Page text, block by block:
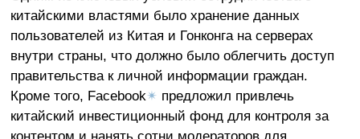
китайскими властями было хранение данных
пользователей из Китая и Гонконга на серверах
внутри страны, что должно было облегчить доступ
правительства к личной информации граждан.
Кроме того, Facebook✴ предложил привлечь
китайский инвестиционный фонд для контроля за
контентом и нанять сотни модераторов для